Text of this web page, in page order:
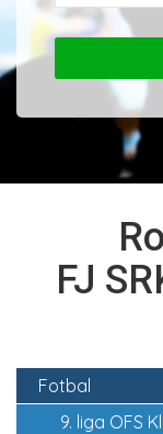
FJ
Fotbal
9. liga OFS